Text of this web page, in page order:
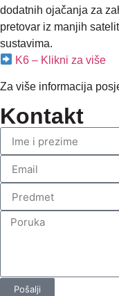
dodatnih ojačanja za
pretovar iz manjih
sustavima.
K6 – Klikni za više
Za više informacija
Kontakt
Pošalji